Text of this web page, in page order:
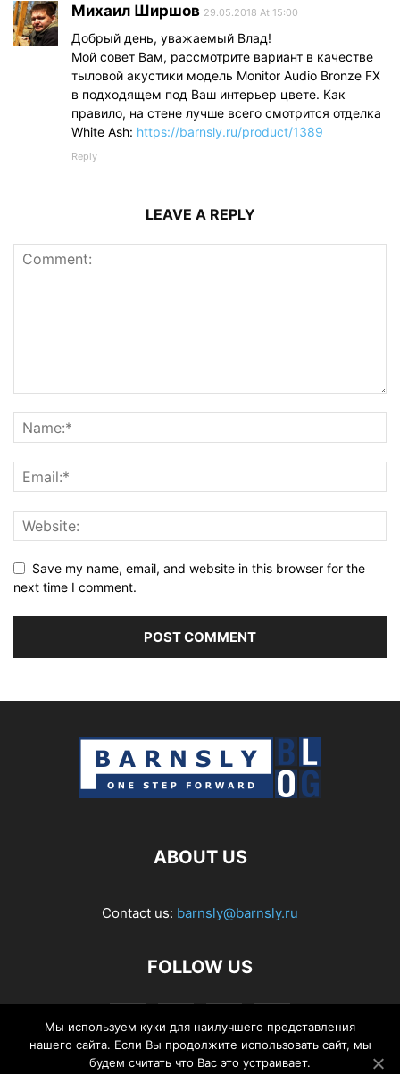
Михаил Ширшов 29.05.2018 At 15:00
Добрый день, уважаемый Влад!
Мой совет Вам, рассмотрите вариант в качестве
тыловой акустики модель Monitor Audio Bronze FX
в подходящем под Ваш интерьер цвете. Как
правило, на стене лучше всего смотрится отделка
White Ash: https://barnsly.ru/product/1389
Reply
LEAVE A REPLY
Save my name, email, and website in this browser for the
next time I comment.
ABOUT US
Contact us: barnsly@barnsly.ru
FOLLOW US
Мы используем куки для наилучшего представления
нашего сайта. Если Вы продолжите использовать сайт, мы
будем считать что Вас это устраивает.